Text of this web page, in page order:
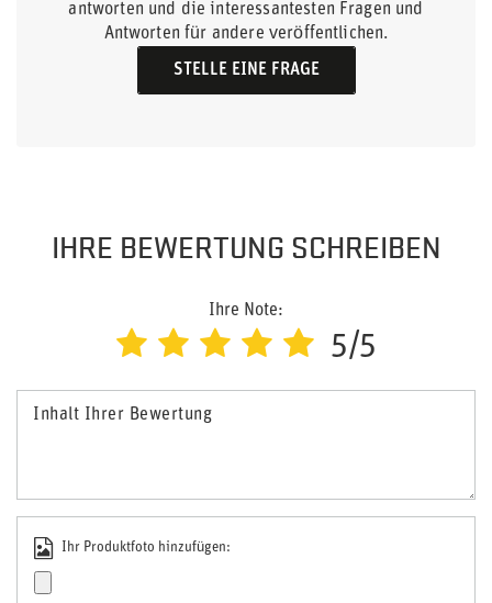
antworten und die interessantesten Fragen und
Antworten für andere veröffentlichen.
STELLE EINE FRAGE
IHRE BEWERTUNG SCHREIBEN
Ihre Note:
5/5
Inhalt Ihrer Bewertung
Ihr Produktfoto hinzufügen: